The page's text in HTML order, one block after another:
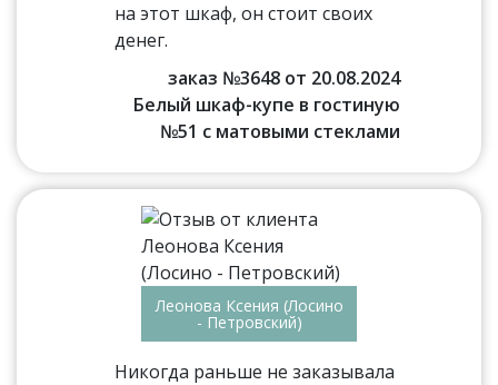
на этот шкаф, он стоит своих
денег.
заказ №3648 от 20.08.2024
Белый шкаф-купе в гостиную
№51 с матовыми стеклами
Леонова Ксения (Лосино
- Петровский)
Никогда раньше не заказывала